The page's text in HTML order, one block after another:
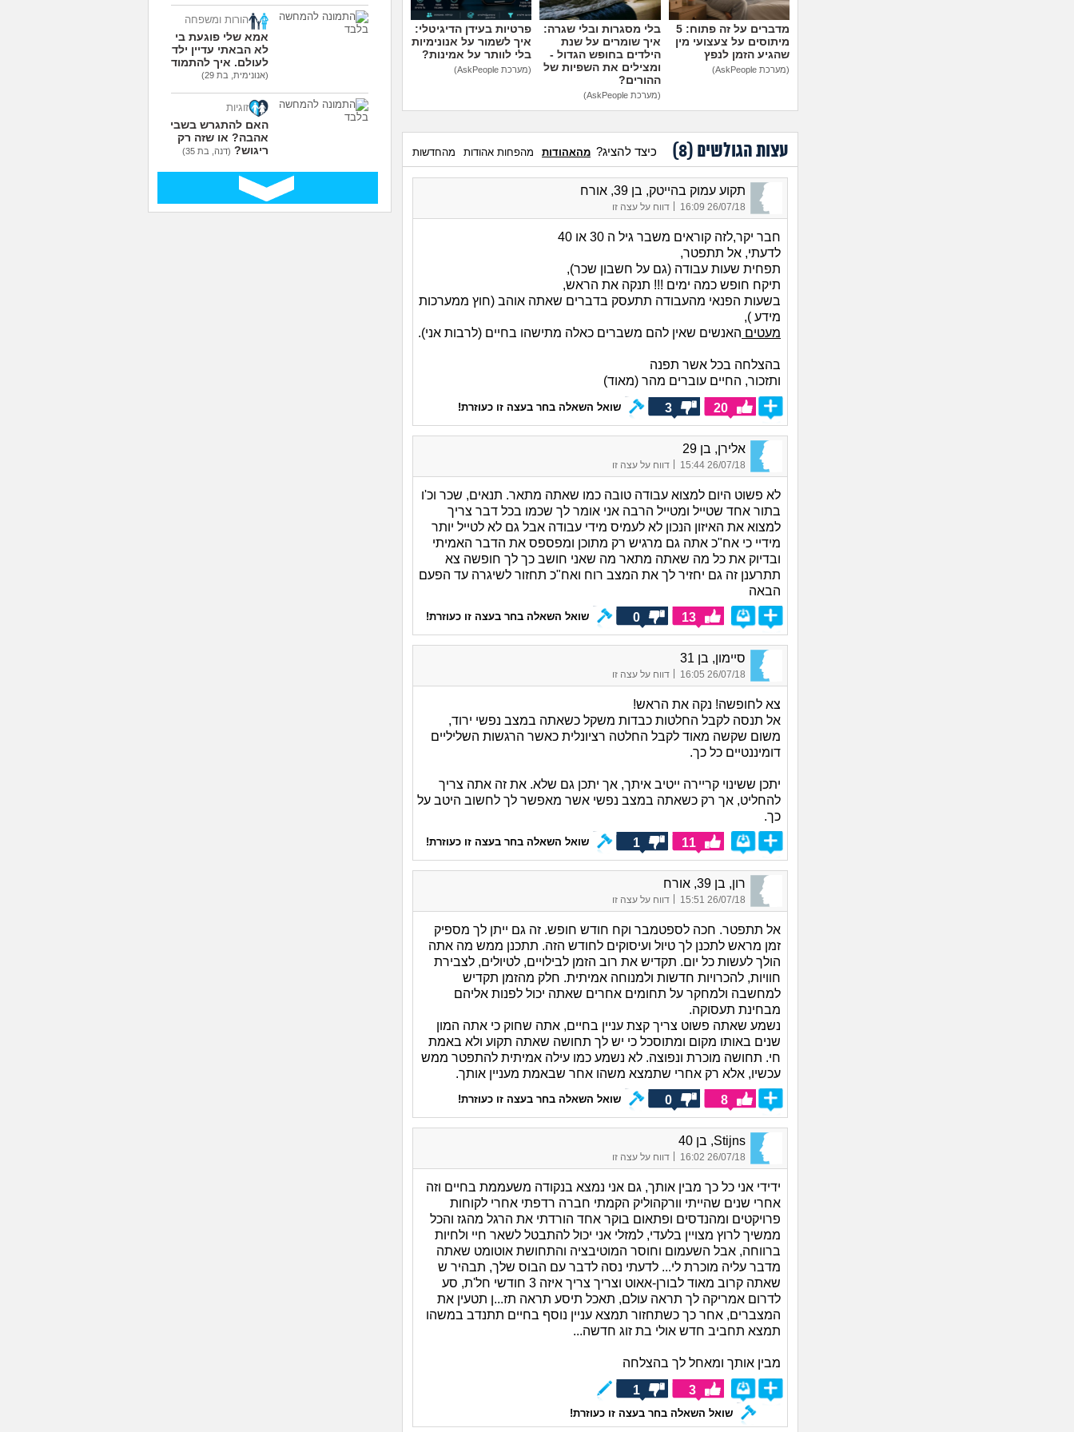
מדברים על זה פתוח: 5
מיתוסים על צעצועי מין
שהגיע הזמן לנפץ
(מערכת AskPeople)
בלי מסגרות ובלי שגרה:
איך שומרים על שנת
הילדים בחופש הגדול -
ומצילים את השפיות של
ההורים?
(מערכת AskPeople)
פרטיות בעידן הדיגיטלי:
איך לשמור על אנונימיות
בלי לוותר על אמינות?
(מערכת AskPeople)
עצות הגולשים (8
) כיצד להציג? מהאהודות מהפחות אהודות מהחדשות
תקוע עמוק בהייטק, בן 39, אורח
26/07/18 16:09 דווח על עצה זו
חבר יקר,לזה קוראים משבר גיל ה 30 או 40
לדעתי, אל תתפטר,
תפחית שעות עבודה (גם על חשבון שכר),
תיקח חופש כמה ימים !!! תנקה את הראש,
בשעות הפנאי מהעבודה תתעסק בדברים שאתה אוהב (חוץ ממערכות
מידע ),
מעטים האנשים שאין להם משברים כאלה מתישהו בחיים (לרבות אני).
בהצלחה בכל אשר תפנה
ותזכור, החיים עוברים מהר (מאוד)
20
3 שואל השאלה בחר בעצה זו כעוזרת!
אלירן, בן 29
26/07/18 15:44
| דווח על עצה זו
לא פשוט היום למצוא עבודה טובה כמו שאתה מתאר. תנאים, שכר וכ'ו
בתור אחד שטייל ומטייל הרבה אני אומר לך שכמו בכל דבר צריך
למצוא את האיזון הנכון לא לעמיס מידי עבודה אבל גם לא לטייל יותר
מידיי כי אח"כ אתה גם מרגיש רק מתוכן ומפספס את הדבר האמיתי
ובדיוק את כל מה שאתה מתאר מה שאני חושב כך לך חופשה צא
תתרענן זה גם יחזיר לך את המצב רוח ואח"כ תחזור לשיגרה עד הפעם
הבאה
13
0 שואל השאלה בחר בעצה זו כעוזרת!
סיימון, בן 31
26/07/18 16:05 דווח על עצה זו
צא לחופשה! נקה את הראש!
אל תנסה לקבל החלטות כבדות משקל כשאתה במצב נפשי ירוד,
משום שקשה מאוד לקבל החלטה רציונלית כאשר הרגשות השליליים
דומיננטיים כל כך.
יתכן ששינוי קריירה ייטיב איתך, אך יתכן גם שלא. את זה אתה צריך
להחליט, אך רק כשאתה במצב נפשי אשר מאפשר לך לחשוב היטב על
כך.
11
1 שואל השאלה בחר בעצה זו כעוזרת!
רון, בן 39, אורח
26/07/18 15:51 דווח על עצה זו
אל תתפטר. חכה לספטמבר וקח חודש חופש. זה גם ייתן לך מספיק
זמן מראש לתכנן לך טיול ועיסוקים לחודש הזה. תתכנן ממש מה אתה
הולך לעשות כל יום. תקדיש את רוב הזמן לבילויים, לטיולים, לצבירת
חוויות, להכרויות חדשות ולמנוחה אמיתית. חלק מהזמן תקדיש
למחשבה ולמחקר על תחומים אחרים שאתה יכול לפנות אליהם
מבחינת תעסוקה.
נשמע שאתה פשוט צריך קצת עניין בחיים, אתה שחוק כי אתה המון
שנים באותו מקום ומתוסכל כי יש לך תחושה שאתה תקוע ולא באמת
חי. תחושה מוכרת ונפוצה. לא נשמע כמו עילה אמיתית להתפטר ממש
עכשיו, אלא רק אחרי שתמצא משהו אחר שבאמת מעניין אותך.
8
0 שואל השאלה בחר בעצה זו כעוזרת!
Stijns, בן 40
26/07/18 16:02 דווח על עצה זו
ידידי אני כל כך מבין אותך, גם אני נמצא בנקודה משעממת בחיים וזה
אחרי שנים שהייתי וורקהוליק הקמתי חברה רדפתי אחרי לקוחות
פרויקטים ומהנדסים ופתאום בוקר אחד הורדתי את הרגל מהגז והכל
ממשיך לרוץ מצויין בלעדי, למזלי אני יכול להתבטל לשאר חיי ולחיות
ברווחה, אבל השעמום וחוסר המוטיבציה והתחושת אוטומט שאתה
מדבר עליה מוכרת לי... לדעתי נסה לדבר עם הבוס שלך, תבהיר ש
שאתה קרוב מאוד לבורן-אאוט וצריך צריך איזה 3 חודשי חל'ת, סע
לדרום אמריקה לך תראה עולם, תאכל תיסע תראה תז...ן תטעין את
המצברים, אחר כך כשתחזור תמצא עניין נוסף בחיים תתנדב במשהו
תמצא תחביב חדש אולי בת זוג חדשה...
מבין אותך ומאחל לך בהצלחה
3
1
שואל השאלה בחר בעצה זו כעוזרת!
הורות ומשפחה
אמא שלי פוגעת בי כי
לא הבאתי עדיין ילדים
לעולם. איך להתמודד?
(אנונימית, בת 29)
זוגיות
האם להתגרש בשביל
אהבה? או שזה רק
ריגוש? (דנה, בת 35)